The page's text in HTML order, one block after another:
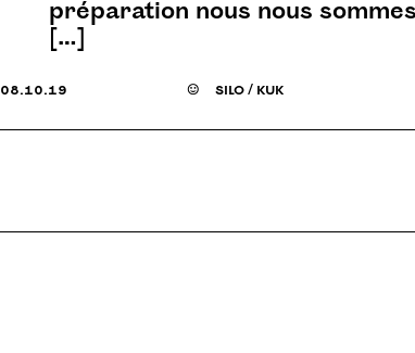
préparation nous nous
[…]
08.10.19 ☺ silo / kuk